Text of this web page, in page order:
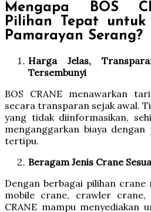
Mengapa BOS
Pilihan Tepat
Pamarayan Serang?
Harga Jelas,
Tersembunyi
BOS CRANE menawarkan
secara transparan sejak awal.
yang tidak diinformasikan,
menganggarkan biaya
tertipu.
Beragam Jenis Crane
Dengan berbagai pilihan
mobile crane, crawler crane,
CRANE mampu menyediakan